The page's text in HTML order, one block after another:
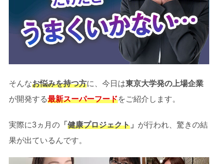
そんなお悩みを持つ方に、今日は東京大学発の上場企業
が開発する最新スーパーフードをご紹介します。
実際に3ヵ月の「 健康プロジェクト」 が行われ、驚きの結
果が出ているんです。